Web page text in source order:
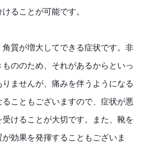
ることが可能です。
角質が増大してできる症状です。非
ののため、それがあるからといっ
ませんが、痛みを伴うようになる
ることもございますので、症状が悪
けることが大切です。また、靴を
効果を発揮することもございま